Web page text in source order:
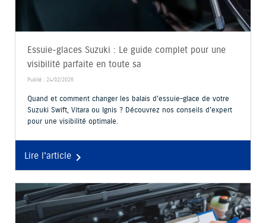
Essuie-glaces Suzuki : Le guide complet pour une
visibilité parfaite en toute sa
Publié : 24/02/2026
Quand et comment changer les balais d'essuie-glace de votre
Suzuki Swift, Vitara ou Ignis ? Découvrez nos conseils d'expert
pour une visibilité optimale.
Lire l'article 